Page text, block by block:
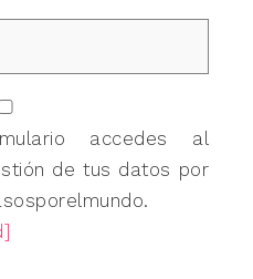
accedes al
de tus datos por